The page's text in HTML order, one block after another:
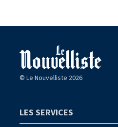
© Le Nouvelliste 2026
LES SERVICES